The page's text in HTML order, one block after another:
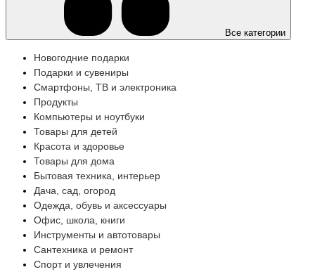
Все категории
Новогодние подарки
Подарки и сувениры
Смартфоны, ТВ и электроника
Продукты
Компьютеры и ноутбуки
Товары для детей
Красота и здоровье
Товары для дома
Бытовая техника, интерьер
Дача, сад, огород
Одежда, обувь и аксессуары
Офис, школа, книги
Инструменты и автотовары
Сантехника и ремонт
Спорт и увлечения